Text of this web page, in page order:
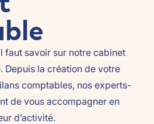
faut savoir sur notre cabinet
Depuis la création de votre
comptables, nos experts-
de vous accompagner en
d’activité.